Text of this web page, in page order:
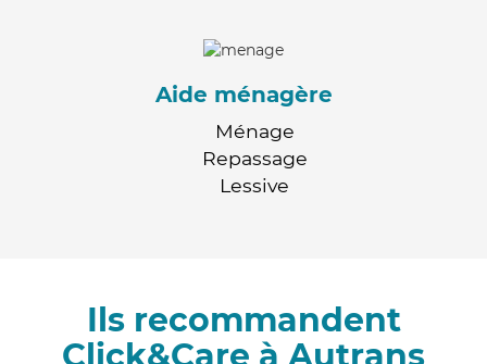
Aide ménagère
Ménage
Repassage
Lessive
Ils recommandent
Click&Care à Autrans